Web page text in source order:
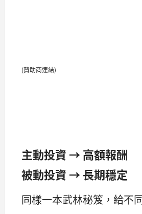
(贊助商連結)
主動投資 → 高額報酬
被動投資 → 長期穩定
同樣一本武林秘笈，給不